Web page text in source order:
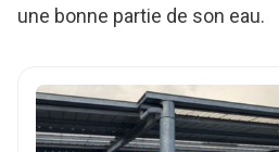
une bonne partie de son eau.